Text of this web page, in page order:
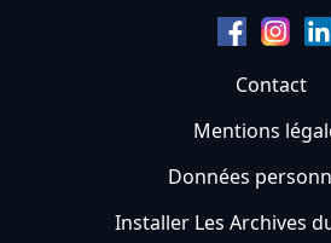
Contact
Mentions
Données
Installer Les Archives